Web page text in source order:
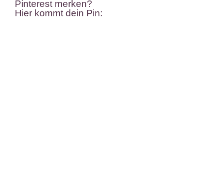
Pinterest merken?
Hier kommt dein Pin: